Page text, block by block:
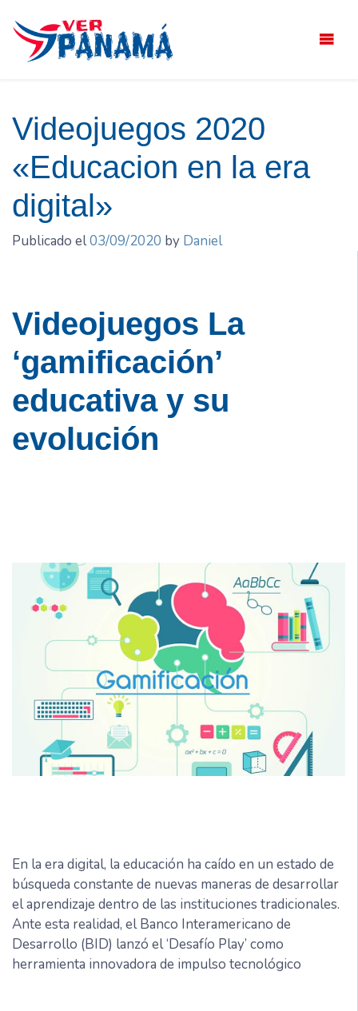
contenido
Videojuegos 2020
«Educacion en la era
digital»
Publicado el03/09/2020 by Daniel
Videojuegos La
‘gamificación’
educativa y su
evolución
En la era digital, la educación ha caído en un estado de
búsqueda constante de nuevas maneras de desarrollar
el aprendizaje dentro de las instituciones tradicionales.
Ante esta realidad, el Banco Interamericano de
Desarrollo (BID) lanzó el ‘Desafío Play’ como
herramienta innovadora de impulso tecnológico